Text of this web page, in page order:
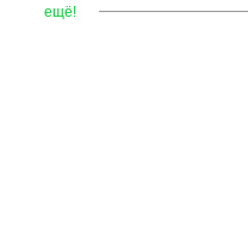
ещё! ———————